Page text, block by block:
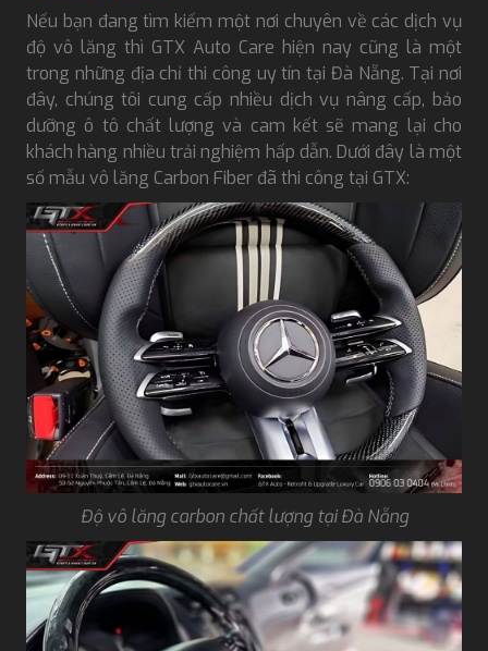
Nếu bạn đang tìm kiếm một nơi chuyên về các dịch vụ
độ vô lăng thì GTX Auto Care hiện nay cũng là một
trong những địa chỉ thi công uy tín tại Đà Nẵng. Tại nơi
đây, chúng tôi cung cấp nhiều dịch vụ nâng cấp, bảo
dưỡng ô tô chất lượng và cam kết sẽ mang lại cho
khách hàng nhiều trải nghiệm hấp dẫn. Dưới đây là một
số mẫu vô lăng Carbon Fiber đã thi công tại GTX:
Độ vô lăng carbon chất lượng tại Đà Nẵng